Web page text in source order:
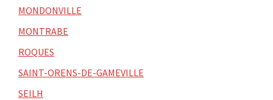
MONDONVILLE
MONTRABE
ROQUES
SAINT-ORENS-DE-GAMEVILLE
SEILH